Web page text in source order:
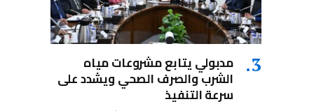
مدبولي يتابع مشروعات مياه
الشرب والصرف الصحي ويشدد على
سرعة التنفيذ